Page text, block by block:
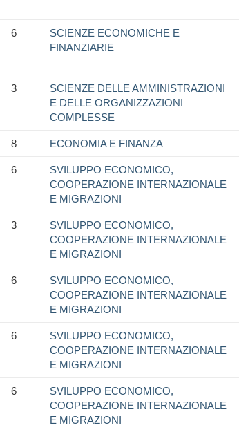
6
SCIENZE ECONOMICHE E
FINANZIARIE
3
SCIENZE DELLE AMMINISTRAZIONI
E DELLE ORGANIZZAZIONI
COMPLESSE
8 ECONOMIA E FINANZA
6
SVILUPPO ECONOMICO,
COOPERAZIONE INTERNAZIONALE
E MIGRAZIONI
3
SVILUPPO ECONOMICO,
COOPERAZIONE INTERNAZIONALE
E MIGRAZIONI
6
SVILUPPO ECONOMICO,
COOPERAZIONE INTERNAZIONALE
E MIGRAZIONI
6
SVILUPPO ECONOMICO,
COOPERAZIONE INTERNAZIONALE
E MIGRAZIONI
6
SVILUPPO ECONOMICO,
COOPERAZIONE INTERNAZIONALE
E MIGRAZIONI